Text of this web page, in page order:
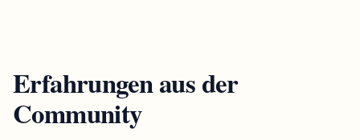
Erfahrungen aus der
Community